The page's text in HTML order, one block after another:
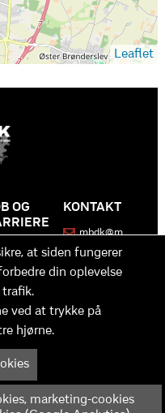
Leaflet
OG
en del
MBDK
KONTAKT
mbdk@m
MBDK Holding ApS. Tilmeldt
© 2025 - MBDK ApS
at siden fungerer
din oplevelse
ved at trykke på
hjørne.
marketing-cookies